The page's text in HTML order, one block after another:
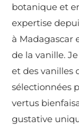
botanique et
expertise
à Madagascar
de la vanille.
et des vanilles
sélectionnées
vertus
gustative